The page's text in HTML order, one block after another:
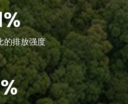
的排放强度